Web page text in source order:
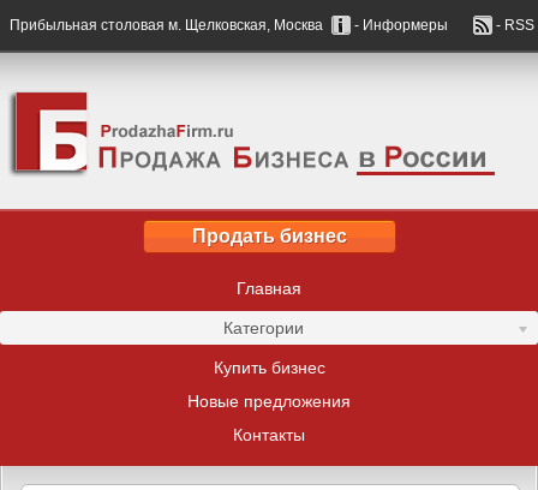
Прибыльная столовая м. Щелковская, Москва - Информеры - RSS
Продать бизнес
Главная
Категории
Купить бизнес
Новые предложения
Контакты